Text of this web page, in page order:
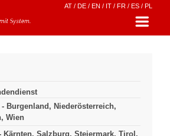
AT / DE / EN / IT / FR / ES / PL
- Burgenland, Niederösterreich,
Wien
Kärnten, Salzburg, Steiermark, Tirol,